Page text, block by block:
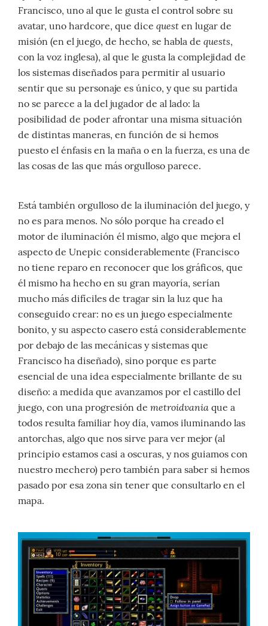
Francisco, uno al que le gusta el control sobre su
avatar, uno hardcore, que dice quest en lugar de
misión (en el juego, de hecho, se habla de quests,
con la voz inglesa), al que le gusta la complejidad de
los sistemas diseñados para permitir al usuario
sentir que su personaje es único, y que su partida
no se parece a la del jugador de al lado: la
posibilidad de poder afrontar una misma situación
de distintas maneras, en función de si hemos
puesto el énfasis en la maña o en la fuerza, es una de
las cosas de las que más orgulloso parece.
Está también orgulloso de la iluminación del juego, y
no es para menos. No sólo porque ha creado el
motor de iluminación él mismo, algo que mejora el
aspecto de Unepic considerablemente (Francisco
no tiene reparo en reconocer que los gráficos, que
él mismo ha hecho en su gran mayoría, serían
mucho más difíciles de tragar sin la luz que ha
conseguido crear: no es un juego especialmente
bonito, y su aspecto casero está considerablemente
por debajo de las mecánicas y sistemas que
Francisco ha diseñado), sino porque es parte
esencial de una idea especialmente brillante de su
diseño: a medida que avanzamos por el castillo del
juego, con una progresión de metroidvania que a
todos resulta familiar hoy día, vamos iluminando las
antorchas, algo que nos sirve para ver mejor (al
principio estamos casi a oscuras, y nos guiamos con
nuestro mechero) pero también para saber si hemos
pasado por esa zona sin tener que consultarlo en el
mapa.